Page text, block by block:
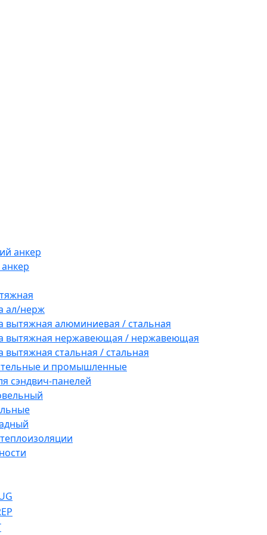
анкер
ал/нерж
вытяжная алюминиевая / стальная
вытяжная нержавеющая / нержавеющая
вытяжная стальная / стальная
и промышленные
сэндвич-панелей